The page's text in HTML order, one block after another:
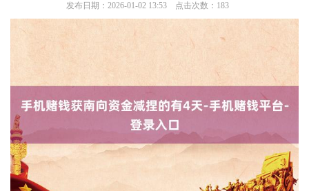
发布日期：2026-01-02 13:53 点击次数：183